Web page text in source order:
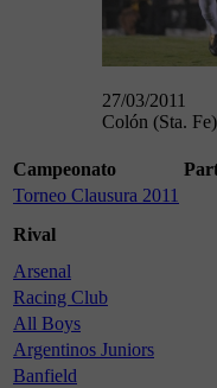
27/03/2011
Colón (Sta.
Campeonato
Torneo Clausura 2011
Rival
Arsenal
Racing Club
All Boys
Argentinos Juniors
Banfield